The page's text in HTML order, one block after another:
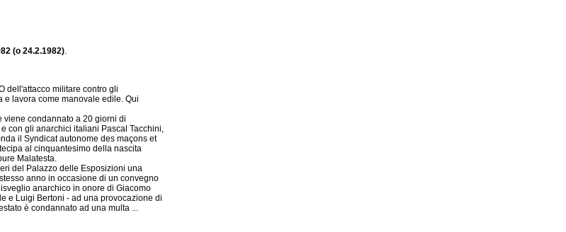
(o 24.2.1982).
dell'attacco militare contro gli
e lavora come manovale edile. Qui
viene condannato a 20 giorni di
con gli anarchici italiani Pascal Tacchini,
il Syndicat autonome des maçons et
al cinquantesimo della nascita
Malatesta.
del Palazzo delle Esposizioni una
anno in occasione di un convegno
anarchico in onore di Giacomo
e Luigi Bertoni - ad una provocazione di
è condannato ad una multa ...